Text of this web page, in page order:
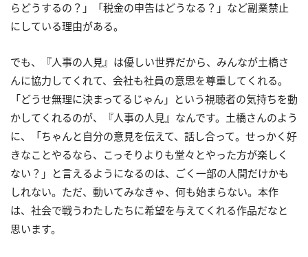
らどうするの？」「税金の申告はどうなる？」など副業禁止
にしている理由がある。
でも、『人事の人見』は優しい世界だから、みんなが土橋さ
んに協力してくれて、会社も社員の意思を尊重してくれる。
「どうせ無理に決まってるじゃん」という視聴者の気持ちを動
かしてくれるのが、『人事の人見』なんです。土橋さんのよう
に、「ちゃんと自分の意見を伝えて、話し合って。せっかく好
きなことやるなら、こっそりよりも堂々とやった方が楽しく
ない？」と言えるようになるのは、ごく一部の人間だけかも
しれない。ただ、動いてみなきゃ、何も始まらない。本作
は、社会で戦うわたしたちに希望を与えてくれる作品だなと
思います。